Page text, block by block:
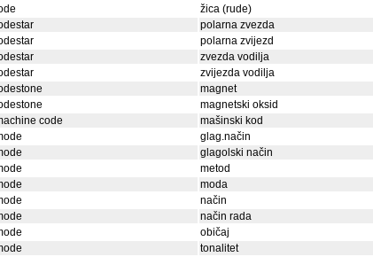
žica (rude)
polarna zvezda
polarna zvijezd
zvezda vodilja
zvijezda vodilja
magnet
magnetski oksid
code
mašinski kod
glag.način
glagolski način
metod
moda
način
način rada
običaj
tonalitet